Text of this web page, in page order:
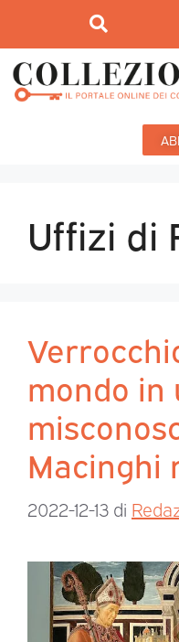
Uffizi di
mondo in
Macinghi
2022-12-13 di